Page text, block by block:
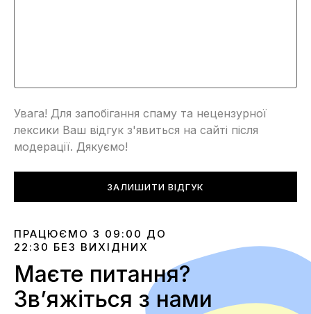
Увага! Для запобігання спаму та нецензурної
лексики Ваш відгук з'явиться на сайті після
модерації. Дякуємо!
ЗАЛИШИТИ ВІДГУК
ПРАЦЮЄМО З 09:00 ДО
22:30 БЕЗ ВИХІДНИХ
Маєте питання?
Звʼяжіться з нами